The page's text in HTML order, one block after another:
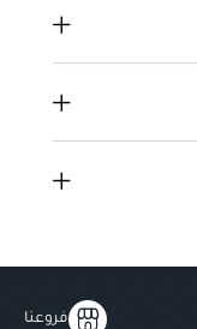
فروعنا